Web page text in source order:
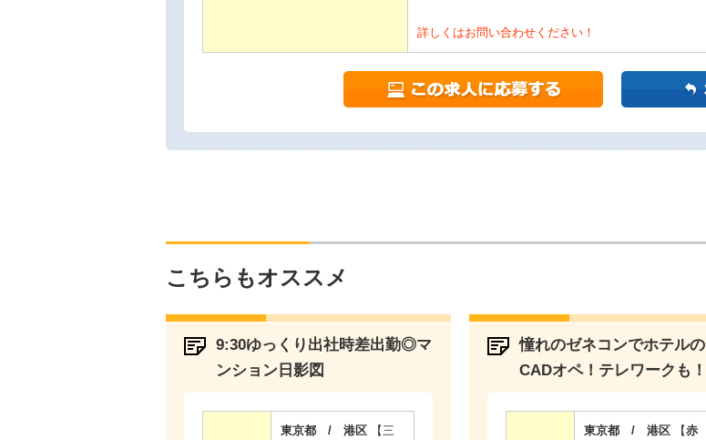
詳しくはお問い合わせください！
こちらもオススメ
9:30ゆっくり出社時差出勤◎マ
ンション日影図
東京都 / 港区 【三
憧れのゼネコンでホテルの
CADオペ！テレワークも！
東京都 / 港区 【赤